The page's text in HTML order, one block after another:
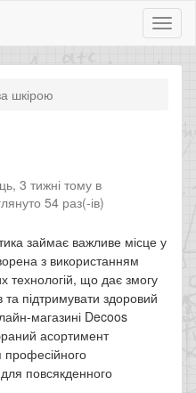
шкірою
3 тижні тому в
54 раз(-ів)
займає важливе місце у
з використанням
технологій, що дає змогу
та підтримувати здоровий
магазині Decoos
асортимент
професійного
повсякденного